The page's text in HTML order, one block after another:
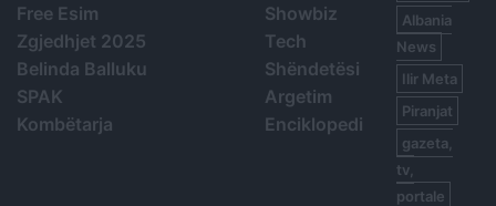
Free Esim
Zgjedhjet 2025
Belinda Balluku
SPAK
Kombëtarja
Showbiz
Tech
Shëndetësi
Argetim
Enciklopedi
Albania
News
Ilir Meta
Piranjat
gazeta,
tv,
portale